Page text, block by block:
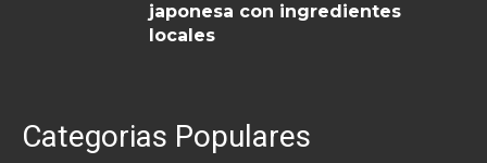
japonesa con ingredientes
locales
Categorias Populares